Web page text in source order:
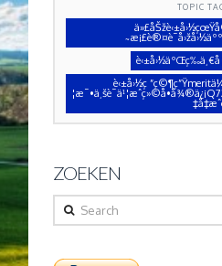
TOPIC
è‹±å›½ç
ZOEKEN
Search